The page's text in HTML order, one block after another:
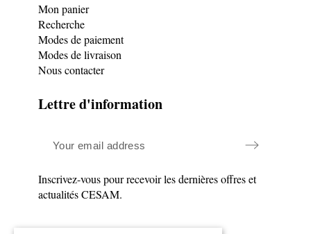
Mon panier
Recherche
Modes de paiement
Modes de livraison
Nous contacter
Lettre d'information
Inscrivez-vous pour recevoir les dernières offres et
actualités CESAM.